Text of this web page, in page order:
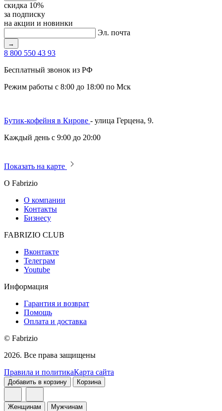
скидка 10%
за подписку
на акции и новинки
Эл. почта
→
8 800 550 43 93
Бесплатный звонок из РФ
Режим работы с 8:00 до 18:00 по Мск
Бутик-кофейня в Кирове - улица Герцена, 9.
Каждый день с 9:00 до 20:00
Показать на карте
О Fabrizio
О компании
Контакты
Бизнесу
FABRIZIO CLUB
Вконтакте
Телеграм
Youtube
Информация
Гарантия и возврат
Помощь
Оплата и доставка
© Fabrizio
2026. Все права защищены
Правила и политикаКарта сайта
Добавить в корзину Корзина
Женщинам Мужчинам